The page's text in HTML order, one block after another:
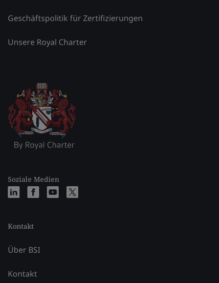
Geschäftspolitik für Zertifizierungen
Unsere Royal Charter
Soziale Medien
Kontakt
Über BSI
Kontakt